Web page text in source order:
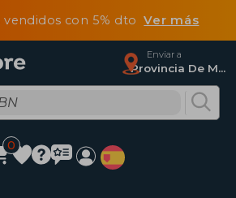
vendidos con 5% dtoVer más
Enviar a
Provincia De Madrid
0